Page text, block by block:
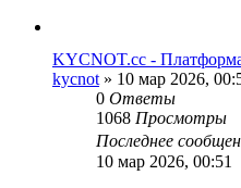
KYCNOT.cc -
kycnot » 10 мар 2026,
0 Ответы
1068 Просмотры
Последнее
10 мар 2026, 00:51